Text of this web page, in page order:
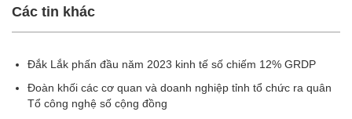
Các tin khác
Đắk Lắk phấn đầu năm 2023 kinh tế số chiếm 12% GRDP
Đoàn khối các cơ quan và doanh nghiệp tỉnh tổ chức ra quân
Tổ công nghệ số cộng đồng